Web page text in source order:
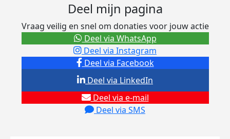
Deel mijn pagina
Vraag veilig en snel om donaties voor jouw actie
Deel via Facebook
Deel via Instagram
Deel via e-mail
Deel via SMS
Deel via LinkedIn
Deel via WhatsApp